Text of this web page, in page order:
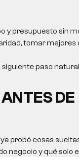
y presupuesto sin
tomar mejores
paso
DE
probó cosas
negocio y qué solo